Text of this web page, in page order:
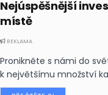
Nejúspěšnější
místě
REKLAMA
Pronikněte s námi do
k největšímu množství